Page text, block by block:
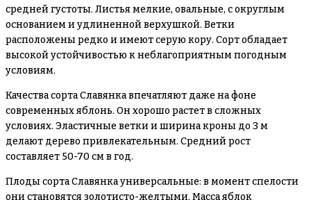
средней густоты. Листья мелкие, овальные, с округлым
основанием и удлиненной верхушкой. Ветки
расположены редко и имеют серую кору. Сорт обладает
высокой устойчивостью к неблагоприятным погодным
условиям.
Качества сорта Славянка впечатляют даже на фоне
современных яблонь. Он хорошо растет в сложных
условиях. Эластичные ветки и ширина кроны до 3 м
делают дерево привлекательным. Средний рост
составляет 50-70 см в год.
Плоды сорта Славянка универсальные: в момент спелости
они становятся золотисто-желтыми. Масса яблок